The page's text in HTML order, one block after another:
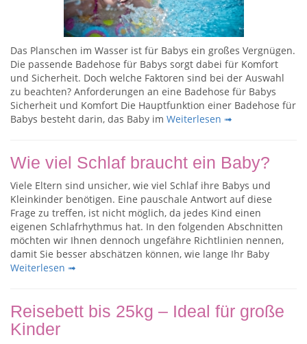
Das Planschen im Wasser ist für Babys ein großes Vergnügen.
Die passende Badehose für Babys sorgt dabei für Komfort
und Sicherheit. Doch welche Faktoren sind bei der Auswahl
zu beachten? Anforderungen an eine Badehose für Babys
Sicherheit und Komfort Die Hauptfunktion einer Badehose für
Babys besteht darin, das Baby im Weiterlesen ➟
Wie viel Schlaf braucht ein Baby?
Viele Eltern sind unsicher, wie viel Schlaf ihre Babys und
Kleinkinder benötigen. Eine pauschale Antwort auf diese
Frage zu treffen, ist nicht möglich, da jedes Kind einen
eigenen Schlafrhythmus hat. In den folgenden Abschnitten
möchten wir Ihnen dennoch ungefähre Richtlinien nennen,
damit Sie besser abschätzen können, wie lange Ihr Baby
Weiterlesen ➟
Reisebett bis 25kg – Ideal für große
Kinder